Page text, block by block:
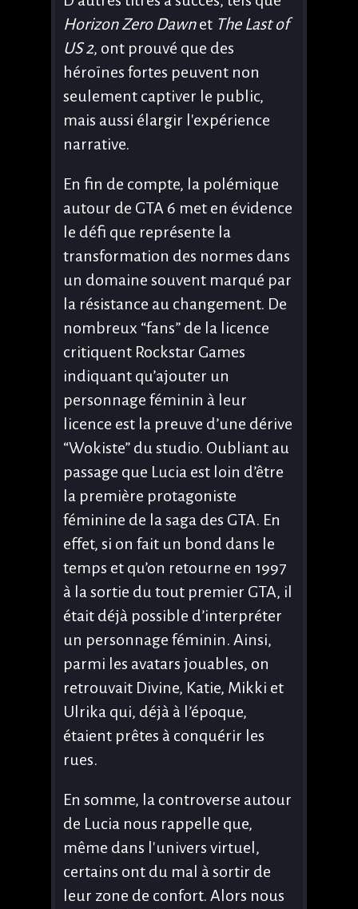
Horizon Zero Dawnet The Last of
US 2, ont prouvé que des
héroïnes fortes peuvent non
seulement captiver le public,
mais aussi élargir l'expérience
narrative.
En fin de compte, la polémique
autour de GTA 6 met en évidence
le défi que représente la
transformation des normes dans
un domaine souvent marqué par
la résistance au changement. De
nombreux “fans” de la licence
critiquent Rockstar Games
indiquant qu’ajouter un
personnage féminin à leur
licence est la preuve d’une dérive
“Wokiste” du studio. Oubliant au
passage que Lucia est loin d’être
la première protagoniste
féminine de la saga des GTA. En
effet, si on fait un bond dans le
temps et qu’on retourne en 1997
à la sortie du tout premier GTA, il
était déjà possible d’interpréter
un personnage féminin. Ainsi,
parmi les avatars jouables, on
retrouvait Divine, Katie, Mikki et
Ulrika qui, déjà à l’époque,
étaient prêtes à conquérir les
rues.
En somme, la controverse autour
de Lucia nous rappelle que,
même dans l'univers virtuel,
certains ont du mal à sortir de
leur zone de confort. Alors nous